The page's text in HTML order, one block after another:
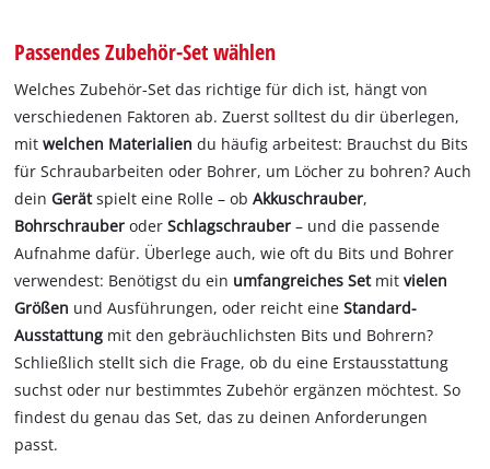
Passendes Zubehör-Set wählen
Welches Zubehör-Set das richtige für dich ist, hängt von
verschiedenen Faktoren ab. Zuerst solltest du dir überlegen,
mitwelchen Materialien du häufig arbeitest: Brauchst du Bits
für Schraubarbeiten oder Bohrer, um Löcher zu bohren? Auch
deinGerätspielt eine Rolle – obAkkuschrauber,
Bohrschrauber oderSchlagschrauber – und die passende
Aufnahme dafür. Überlege auch, wie oft du Bits und Bohrer
verwendest: Benötigst du ein umfangreiches Setmitvielen
Größen und Ausführungen, oder reicht eineStandard-
Ausstattung mit den gebräuchlichsten Bits und Bohrern?
Schließlich stellt sich die Frage, ob du eine Erstausstattung
suchst oder nur bestimmtes Zubehör ergänzen möchtest. So
findest du genau das Set, das zu deinen Anforderungen
passt.